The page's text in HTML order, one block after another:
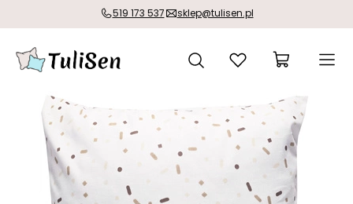
519 173 537 sklep@tulisen.pl